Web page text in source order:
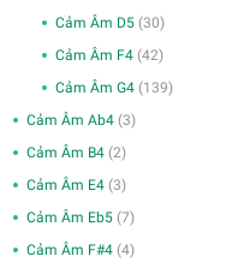
Cảm Âm D5 (30)
Cảm Âm F4 (42)
Cảm Âm G4 (139)
Cảm Âm Ab4 (3)
Cảm Âm B4 (2)
Cảm Âm E4 (3)
Cảm Âm Eb5 (7)
Cảm Âm F#4 (4)